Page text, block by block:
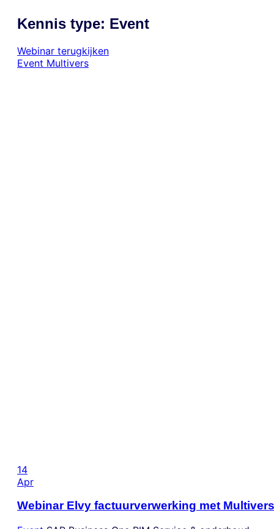
Kennis type: Event
Webinar terugkijken
Event Multivers
14
Apr
Webinar Elvy factuurverwerking met Multivers